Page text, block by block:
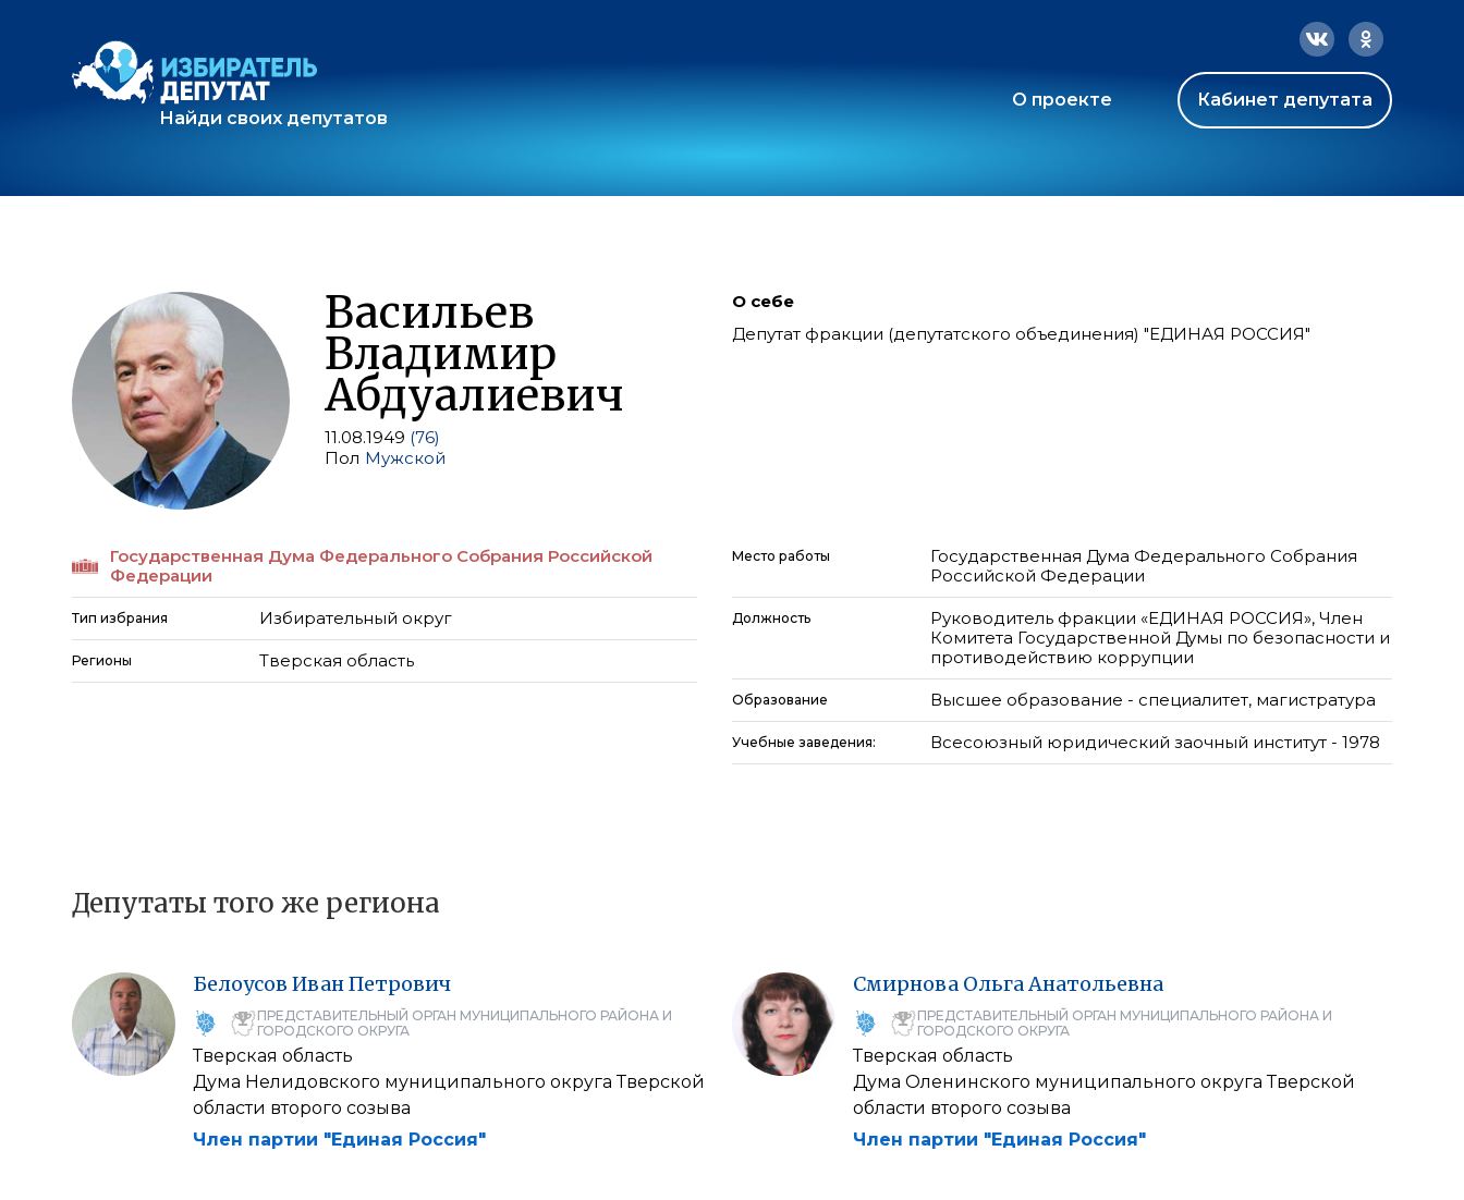
Найди своих депутатов
О проекте Кабинет депутата
Васильев
Владимир
Абдуалиевич
11.08.1949 (76)
Пол Мужской
О себе
Депутат фракции (депутатского объединения) "ЕДИНАЯ РОССИЯ"
Государственная Дума Федерального Собрания Российской
Федерации
Тип избрания Избирательный округ
Регионы Тверская область
Место работы
Государственная Дума Федерального Собрания
Российской Федерации
Должность
Руководитель фракции «ЕДИНАЯ РОССИЯ», Член
Комитета Государственной Думы по безопасности и
противодействию коррупции
Образование Высшее образование - специалитет, магистратура
Учебные заведения: Всесоюзный юридический заочный институт - 1978
Депутаты того же региона
Белоусов ИванПетрович
ПРЕДСТАВИТЕЛЬНЫЙ ОРГАН МУНИЦИПАЛЬНОГО РАЙОНА И
ГОРОДСКОГО ОКРУГА
Тверская область
Дума Нелидовского муниципального округа Тверской
области второго созыва
Член партии "Единая Россия"
Смирнова ОльгаАнатольевна
ПРЕДСТАВИТЕЛЬНЫЙ ОРГАН МУНИЦИПАЛЬНОГО РАЙОНА И
ГОРОДСКОГО ОКРУГА
Тверская область
Дума Оленинского муниципального округа Тверской
области второго созыва
Член партии "Единая Россия"